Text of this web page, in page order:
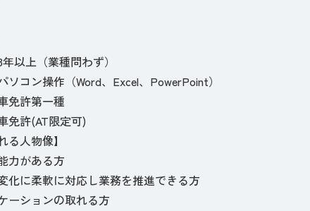
以上（業種問わず）
ソコン操作（Word、Excel、PowerPoint）
免許第一種
免許(AT限定可)
る人物像】
力がある方
化に柔軟に対応し業務を推進できる方
ーションの取れる方